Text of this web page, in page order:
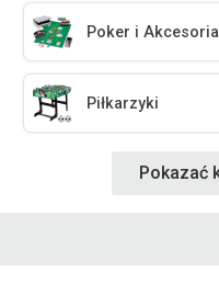
Poker i Akcesoria
Piłkarzyki
Pokazać